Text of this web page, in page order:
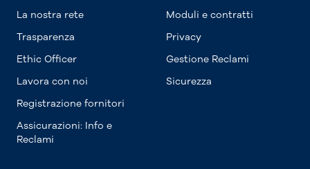
La nostra rete
Trasparenza
Ethic Officer
Lavora con noi
Registrazione fornitori
Assicurazioni: Info e
Reclami
Moduli e contratti
Privacy
Gestione Reclami
Sicurezza